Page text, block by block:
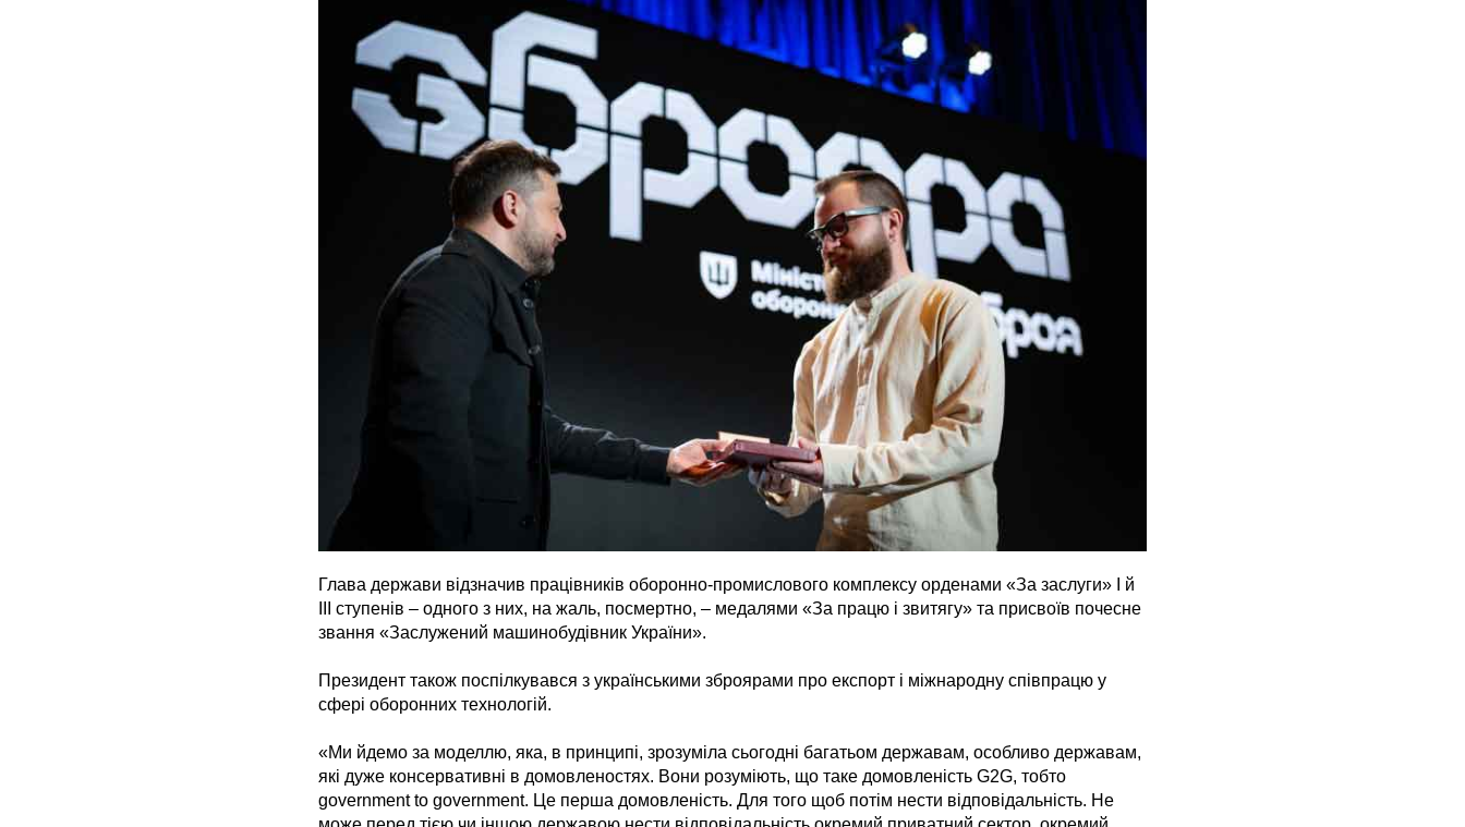
Глава держави відзначив працівників оборонно-промислового комплексу орденами «За заслуги» І й
ІІІ ступенів – одного з них, на жаль, посмертно, – медалями «За працю і звитягу» та присвоїв почесне
звання «Заслужений машинобудівник України».
Президент також поспілкувався з українськими зброярами про експорт і міжнародну співпрацю у
сфері оборонних технологій.
«Ми йдемо за моделлю, яка, в принципі, зрозуміла сьогодні багатьом державам, особливо державам,
які дуже консервативні в домовленостях. Вони розуміють, що таке домовленість G2G, тобто
government to government. Це перша домовленість. Для того щоб потім нести відповідальність. Не